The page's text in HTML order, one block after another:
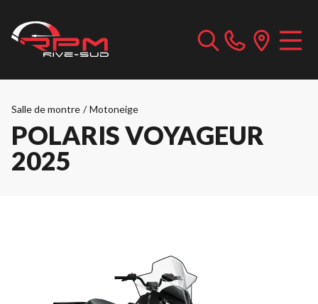
Salle de montre / Motoneige
POLARIS VOYAGEUR
2025